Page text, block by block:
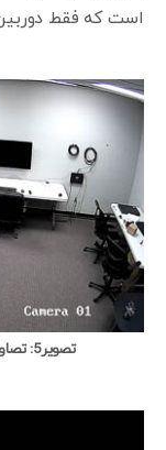
است که فقط
تصویر5: تصاویر ارسال شده دوربین در زمان روشنایی